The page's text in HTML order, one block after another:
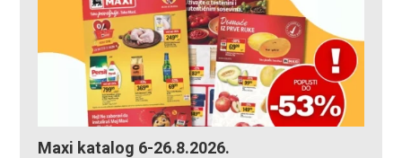
Maxi katalog 6-26.8.2026.